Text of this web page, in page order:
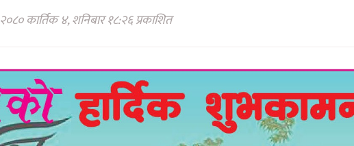
२०८० कार्तिक ४, शनिबार १८:२६ प्रकाशित